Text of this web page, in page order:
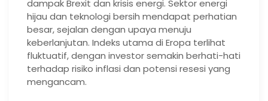
dampak Brexit dan krisis energi. Sektor energi
hijau dan teknologi bersih mendapat perhatian
besar, sejalan dengan upaya menuju
keberlanjutan. Indeks utama di Eropa terlihat
fluktuatif, dengan investor semakin berhati-hati
terhadap risiko inflasi dan potensi resesi yang
mengancam.